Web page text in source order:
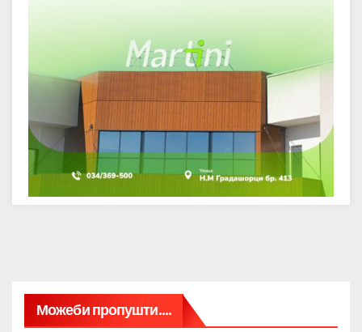
Можеби пропушти....